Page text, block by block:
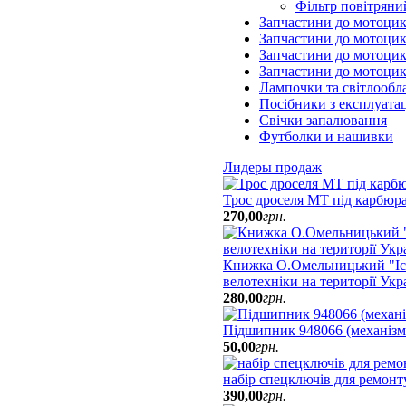
Фільтр
Запчастини до
Запчастини до
Запчастини до
Запчастини до
Лампочки та
Посібники з
Свічки запалювання
Футболки и нашивки
Лидеры продаж
Трос дроселя МТ під
270,00грн.
Книжка О.Омельницький
велотехніки на території
280,00грн.
Підшипник 948066
50,00грн.
набір спецключів для
390,00грн.